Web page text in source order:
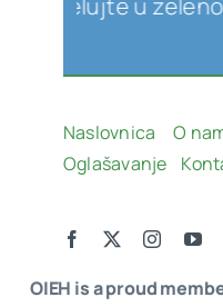
OIEH is a proud
Naslovnica O
Oglašavanje